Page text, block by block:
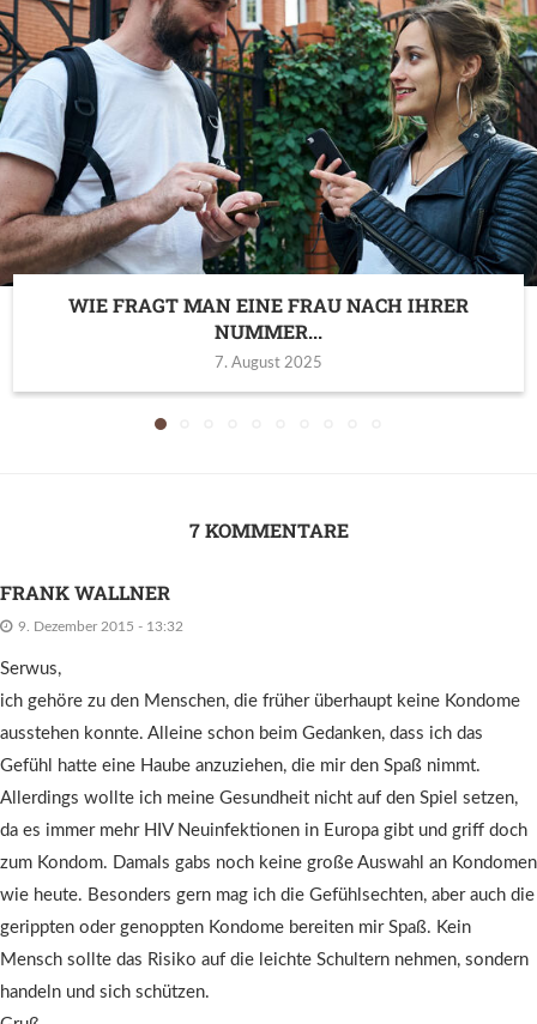
WIE FRAGT MAN EINE FRAU NACH IHRER
NUMMER...
7. August 2025
7 KOMMENTARE
FRANK WALLNER
9. Dezember 2015 - 13:32
Serwus,
ich gehöre zu den Menschen, die früher überhaupt keine Kondome
ausstehen konnte. Alleine schon beim Gedanken, dass ich das
Gefühl hatte eine Haube anzuziehen, die mir den Spaß nimmt.
Allerdings wollte ich meine Gesundheit nicht auf den Spiel setzen,
da es immer mehr HIV Neuinfektionen in Europa gibt und griff doch
zum Kondom. Damals gabs noch keine große Auswahl an Kondomen
wie heute. Besonders gern mag ich die Gefühlsechten, aber auch die
gerippten oder genoppten Kondome bereiten mir Spaß. Kein
Mensch sollte das Risiko auf die leichte Schultern nehmen, sondern
handeln und sich schützen.